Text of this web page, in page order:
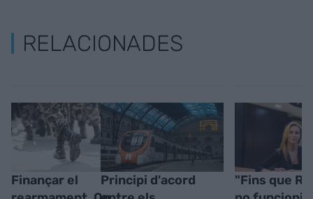
RELACIONADES
Finançar el
Principi d'acord
"Fins que